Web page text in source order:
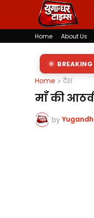
Home About Us
BREAKING
में खेल या नियमों से
Home देश
माँ की
by